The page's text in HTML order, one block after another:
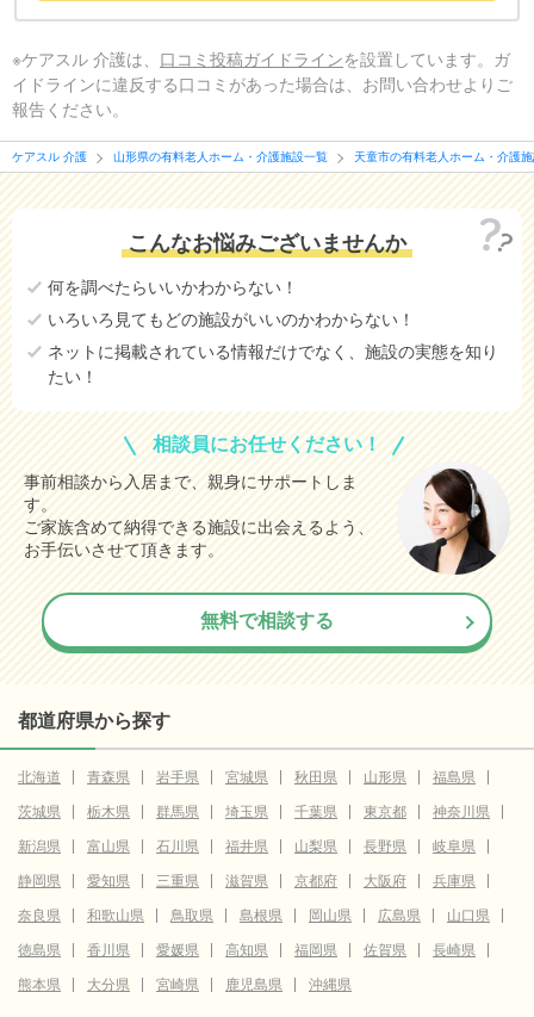
※ケアスル 介護は、 口コミ投稿ガイドラインを設置しています。ガ
イドラインに違反する口コミがあった場合は、お問い合わせよりご
報告ください。
ケアスル 介護 山形県の有料老人ホーム・介護施設一覧 天童市の有料老人ホーム・介護
こんなお悩みございませんか
何を調べたらいいかわからない！
いろいろ見てもどの施設がいいのかわからない！
ネットに掲載されている情報だけでなく、施設の実態を知り
たい！
相談員にお任せください！
事前相談から入居まで、親身にサポートしま
す。
ご家族含めて納得できる施設に出会えるよう、
お手伝いさせて頂きます。
無料で相談する
都道府県から探す
北海道 青森県 岩手県 宮城県 秋田県 山形県
福島県
茨城県
栃木県 群馬県 埼玉県 千葉県 東京都
神奈川県
新潟県
富山県 石川県 福井県 山梨県 長野県
岐阜県
静岡県
愛知県 三重県 滋賀県 京都府 大阪府
兵庫県
奈良県
和歌山県 鳥取県 島根県 岡山県 広島県
山口県
徳島県
香川県 愛媛県 高知県 福岡県 佐賀県
長崎県
熊本県
大分県 宮崎県 鹿児島県 沖縄県